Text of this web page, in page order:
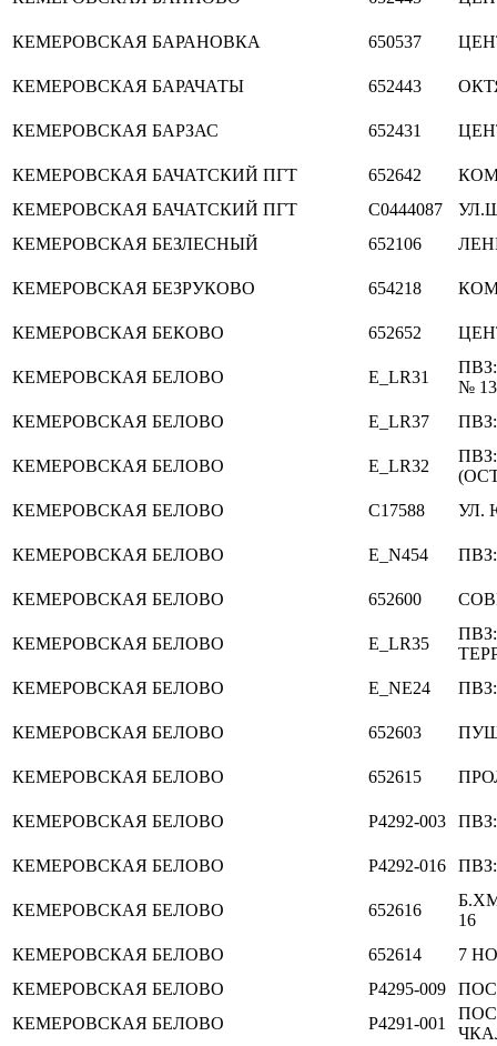
КЕМЕРОВСКАЯ БАРАНОВКА 650537
КЕМЕРОВСКАЯ БАРАЧАТЫ 652443
КЕМЕРОВСКАЯ БАРЗАС 652431
КЕМЕРОВСКАЯ БАЧАТСКИЙ ПГТ 652642
КЕМЕРОВСКАЯ БАЧАТСКИЙ ПГТ C0444087
КЕМЕРОВСКАЯ БЕЗЛЕСНЫЙ 652106
КЕМЕРОВСКАЯ БЕЗРУКОВО 654218
КЕМЕРОВСКАЯ БЕКОВО 652652
КЕМЕРОВСКАЯ БЕЛОВО E_LR31
№
КЕМЕРОВСКАЯ БЕЛОВО E_LR37
КЕМЕРОВСКАЯ БЕЛОВО E_LR32
КЕМЕРОВСКАЯ БЕЛОВО C17588 УЛ.
КЕМЕРОВСКАЯ БЕЛОВО E_N454
КЕМЕРОВСКАЯ БЕЛОВО 652600
КЕМЕРОВСКАЯ БЕЛОВО E_LR35
КЕМЕРОВСКАЯ БЕЛОВО E_NE24
КЕМЕРОВСКАЯ БЕЛОВО 652603
КЕМЕРОВСКАЯ БЕЛОВО 652615
КЕМЕРОВСКАЯ БЕЛОВО P4292-003
КЕМЕРОВСКАЯ БЕЛОВО P4292-016
КЕМЕРОВСКАЯ БЕЛОВО 652616
16
КЕМЕРОВСКАЯ БЕЛОВО 652614
7
КЕМЕРОВСКАЯ БЕЛОВО P4295-009
КЕМЕРОВСКАЯ БЕЛОВО P4291-001